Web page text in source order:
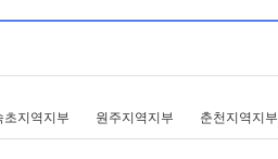
초지역지부 원주지역지부 춘천지역지부